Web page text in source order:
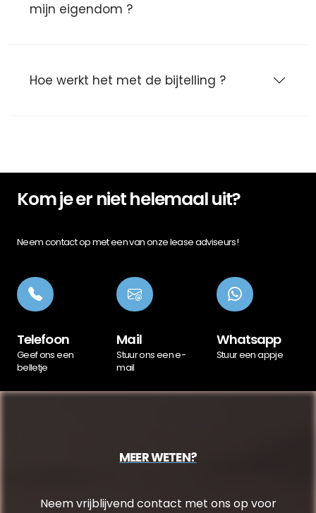
mijn eigendom ?
Hoe werkt het met de bijtelling ?
Kom je er niet helemaal uit?
Neem contact op met een van onze lease adviseurs!
Telefoon
Geef ons een
belletje
Mail
Stuur ons een e-
mail
Whatsapp
Stuur een appje
MEER WETEN?
Neem vrijblijvend contact met ons op voor